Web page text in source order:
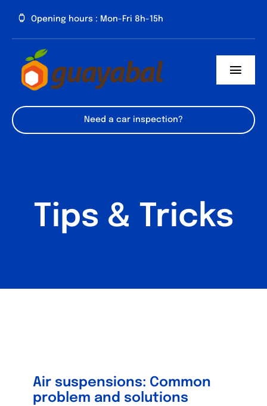
Opening hours : Mon-Fri 8h-15h
Inicio
Need a car inspection?
Tips & Tricks
Air suspensions: Common
problem and solutions